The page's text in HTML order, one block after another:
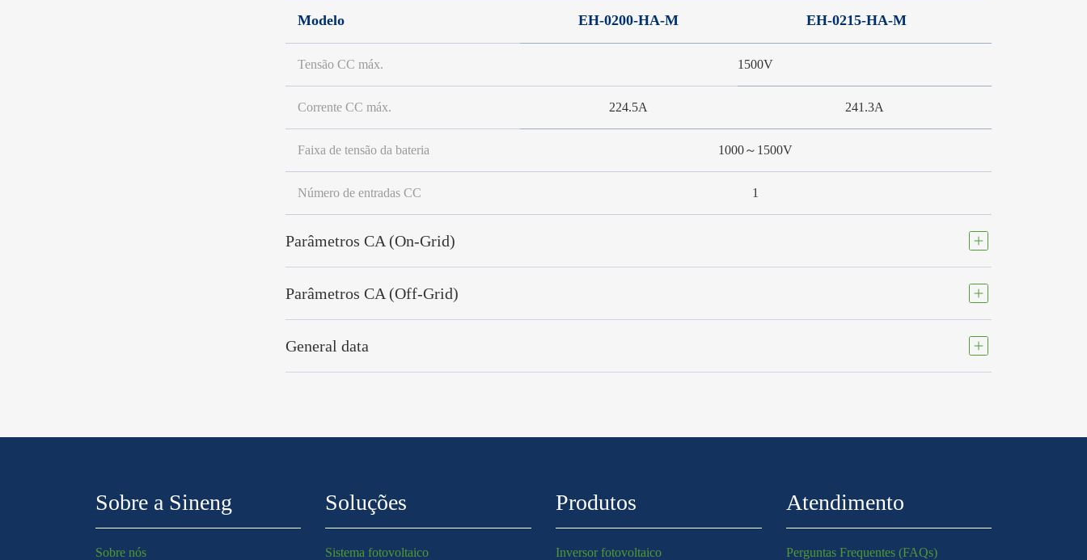
Modelo EH-0200-HA-M EH-0215-HA-M
Tensão CC máx. 1500V
Corrente CC máx. 224.5A 241.3A
Faixa de tensão da bateria 1000～1500V
Número de entradas CC 1
Parâmetros CA (On-Grid)
Parâmetros CA (Off-Grid)
General data
Sobre a Sineng
Sobre nós
Soluções
Sistema fotovoltaico
Produtos
Inversor fotovoltaico
Atendimento
Perguntas Frequentes (FAQs)